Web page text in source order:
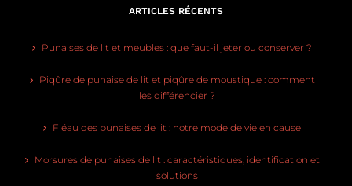
ARTICLES RÉCENTS
Punaises de lit et meubles : que faut-il jeter ou conserver ?
Piqûre de punaise de lit et piqûre de moustique : comment
les différencier ?
Fléau des punaises de lit : notre mode de vie en cause
Morsures de punaises de lit : caractéristiques, identification et
solutions